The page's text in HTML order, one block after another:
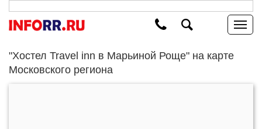
"Хостел Travel inn в Марьиной Роще" на карте
Московского региона